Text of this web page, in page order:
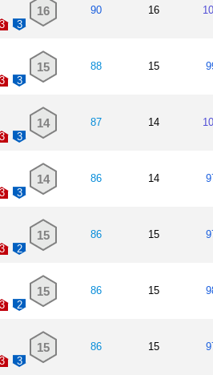
3
16 90 16
3
15 88 15
3
14 87 14
3
14 86 14
2
15 86 15
2
15 86 15
3
15 86 15